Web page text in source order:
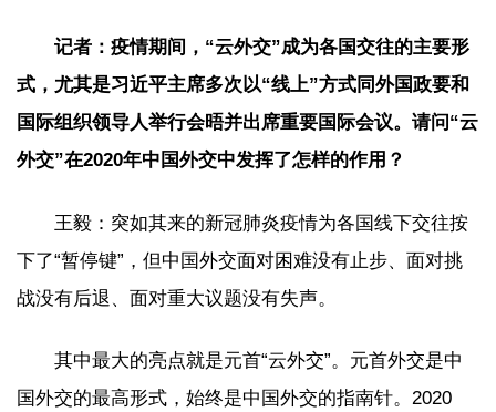
记者：疫情期间，“云外交”成为各国交往的主要形
式，尤其是习近平主席多次以“线上”方式同外国政要和
国际组织领导人举行会晤并出席重要国际会议。请问“云
外交”在2020年中国外交中发挥了怎样的作用？
王毅：突如其来的新冠肺炎疫情为各国线下交往按
下了“暂停键”，但中国外交面对困难没有止步、面对挑
战没有后退、面对重大议题没有失声。
其中最大的亮点就是元首“云外交”。元首外交是中
国外交的最高形式，始终是中国外交的指南针。2020